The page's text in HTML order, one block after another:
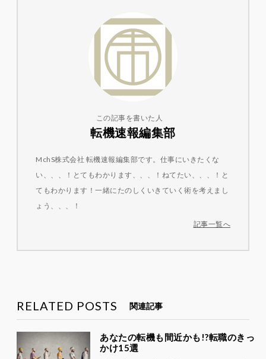
この記事を書いた人
転機速報編集部
MchS株式会社 転機速報編集部です。仕事にいきたくな
い、、、！とてもわかります、、、！ねてたい、、、！と
てもわかります！一緒にたのしくいきていく術を考えまし
ょう、、、！
記事一覧へ
RELATED POSTS 関連記事
あなたの転機も間近かも!?転職のきっ
かけ15選